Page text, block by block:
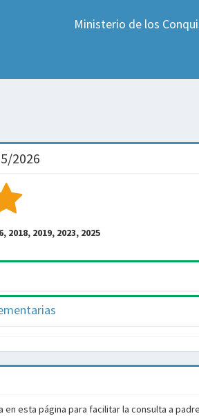
Ministerio de los
2026
2018, 2019, 2023, 2025
esta página para facilitar la consulta a